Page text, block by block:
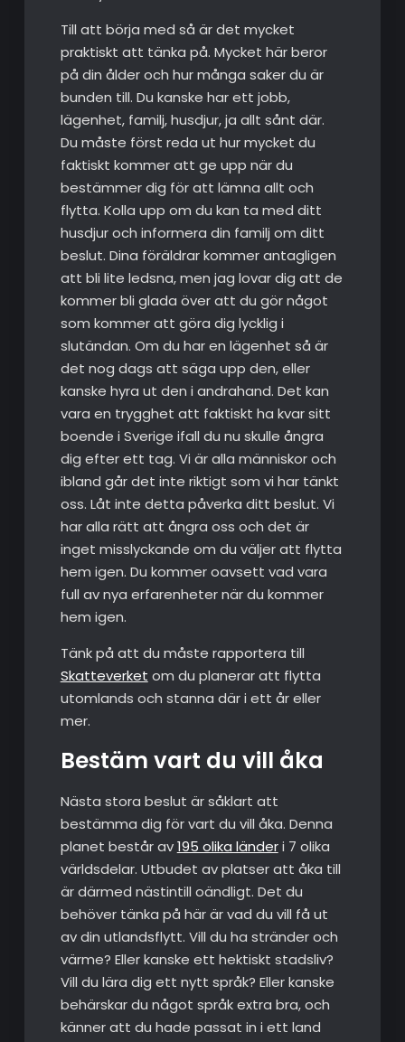
Till att börja med så är det mycket
praktiskt att tänka på. Mycket här beror
på din ålder och hur många saker du är
bunden till. Du kanske har ett jobb,
lägenhet, familj, husdjur, ja allt sånt där.
Du måste först reda ut hur mycket du
faktiskt kommer att ge upp när du
bestämmer dig för att lämna allt och
flytta. Kolla upp om du kan ta med ditt
husdjur och informera din familj om ditt
beslut. Dina föräldrar kommer antagligen
att bli lite ledsna, men jag lovar dig att de
kommer bli glada över att du gör något
som kommer att göra dig lycklig i
slutändan. Om du har en lägenhet så är
det nog dags att säga upp den, eller
kanske hyra ut den i andrahand. Det kan
vara en trygghet att faktiskt ha kvar sitt
boende i Sverige ifall du nu skulle ångra
dig efter ett tag. Vi är alla människor och
ibland går det inte riktigt som vi har tänkt
oss. Låt inte detta påverka ditt beslut. Vi
har alla rätt att ångra oss och det är
inget misslyckande om du väljer att flytta
hem igen. Du kommer oavsett vad vara
full av nya erfarenheter när du kommer
hem igen.
Tänk på att du måste rapportera till
Skatteverket om du planerar att flytta
utomlands och stanna där i ett år eller
mer.
Bestäm vart du vill åka
Nästa stora beslut är såklart att
bestämma dig för vart du vill åka. Denna
planet består av195 olika länderi 7 olika
världsdelar. Utbudet av platser att åka till
är därmed nästintill oändligt. Det du
behöver tänka på här är vad du vill få ut
av din utlandsflytt. Vill du ha stränder och
värme? Eller kanske ett hektiskt stadsliv?
Vill du lära dig ett nytt språk? Eller kanske
behärskar du något språk extra bra, och
känner att du hade passat in i ett land